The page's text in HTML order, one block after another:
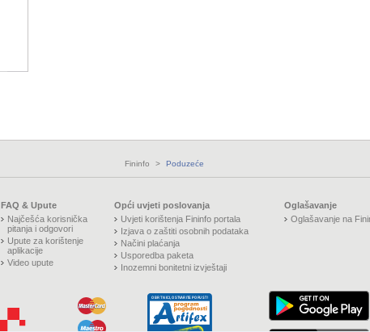
Fininfo > Poduzeće
FAQ & Upute
Najčešća korisnička
pitanja i odgovori
Upute za korištenje
aplikacije
Video upute
Opći uvjeti poslovanja
Uvjeti korištenja Fininfo portala
Izjava o zaštiti osobnih podataka
Načini plaćanja
Usporedba paketa
Inozemni bonitetni izvještaji
Oglašavanje
Oglašavanje na